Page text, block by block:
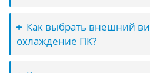
Как выбрать внешний
охлаждение ПК?